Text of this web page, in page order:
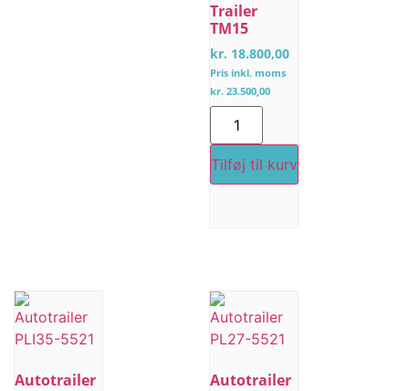
Trailer
TM15
kr. 18.800,00
Pris inkl. moms
kr. 23.500,00
Tilføj til kurv
Autotrailer
Autotrailer